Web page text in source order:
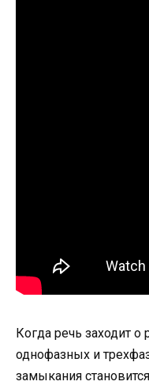
Когда речь заходит о
однофазных и
замыкания